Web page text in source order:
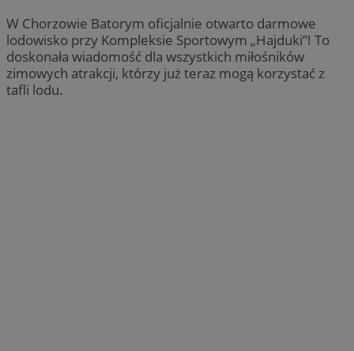
W Chorzowie Batorym oficjalnie otwarto darmowe
lodowisko przy Kompleksie Sportowym „Hajduki”! To
doskonała wiadomość dla wszystkich miłośników
zimowych atrakcji, którzy już teraz mogą korzystać z
tafli lodu.